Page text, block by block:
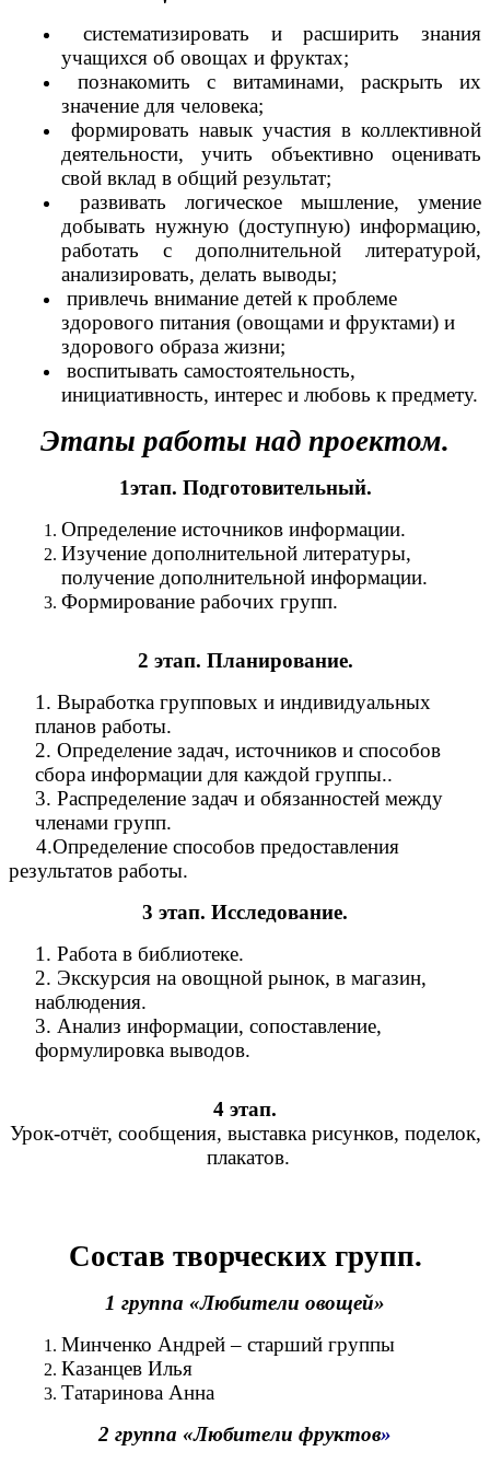
систематизировать и расширить знания
учащихся об овощах и фруктах;
познакомить с витаминами, раскрыть их
значение для человека;
формировать навык участия в коллективной
деятельности, учить объективно оценивать
свой вклад в общий результат;
развивать логическое мышление, умение
добывать нужную (доступную) информацию,
работать с дополнительной литературой,
анализировать, делать выводы;
привлечь внимание детей к проблеме
здорового питания (овощами и фруктами) и
здорового образа жизни;
воспитывать самостоятельность,
инициативность, интерес и любовь к предмету.
Этапы работы над проектом.
1этап. Подготовительный.
Определение источников информации.
Изучение дополнительной литературы,
получение дополнительной информации.
Формирование рабочих групп.
2 этап. Планирование.
1. Выработка групповых и индивидуальных
планов работы.
2. Определение задач, источников и способов
сбора информации для каждой группы..
3. Распределение задач и обязанностей между
членами групп.
4.Определение способов предоставления
результатов работы.
3 этап. Исследование.
1. Работа в библиотеке.
2. Экскурсия на овощной рынок, в магазин,
наблюдения.
3. Анализ информации, сопоставление,
формулировка выводов.
4 этап.
Урок-отчёт, сообщения, выставка рисунков, поделок,
плакатов.
Состав творческих групп.
1 группа «Любители овощей»
Минченко Андрей – старший группы
Казанцев Илья
Татаринова Анна
2 группа «Любители фруктов»